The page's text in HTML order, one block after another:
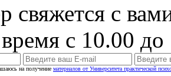
свяжется с
с 10.00
на получение материалов от Университета практической